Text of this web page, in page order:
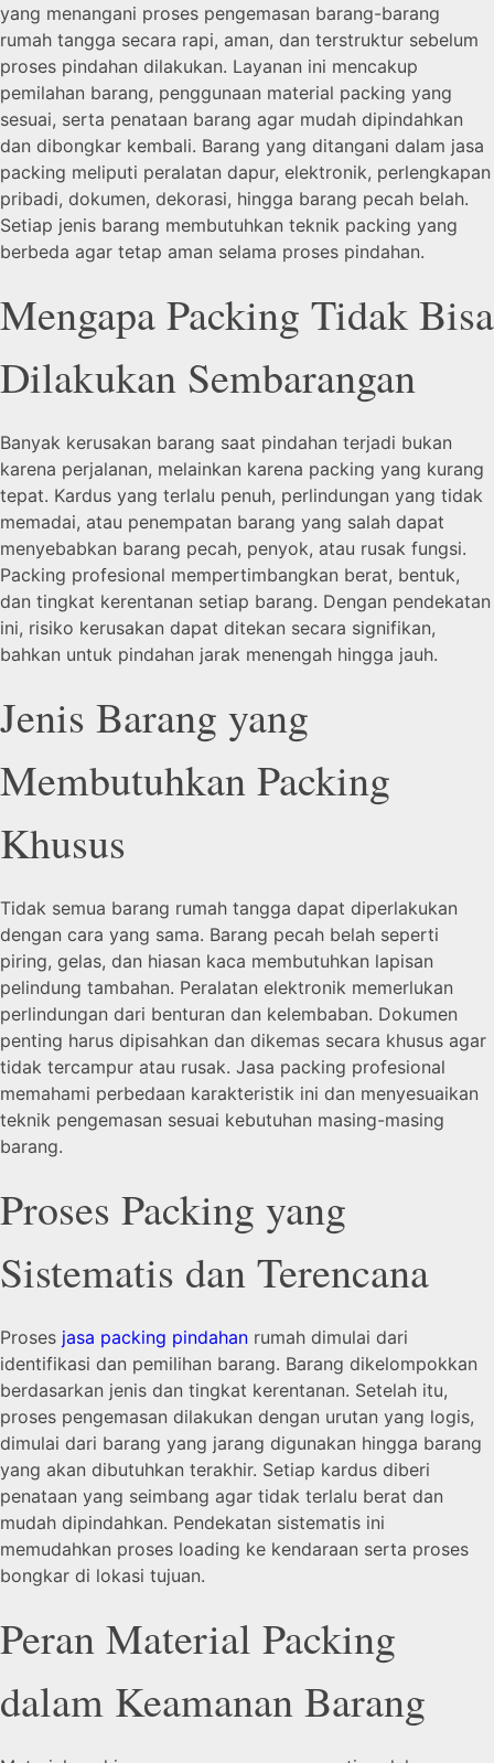
yang menangani proses pengemasan barang-barang
rumah tangga secara rapi, aman, dan terstruktur sebelum
proses pindahan dilakukan. Layanan ini mencakup
pemilahan barang, penggunaan material packing yang
sesuai, serta penataan barang agar mudah dipindahkan
dan dibongkar kembali. Barang yang ditangani dalam jasa
packing meliputi peralatan dapur, elektronik, perlengkapan
pribadi, dokumen, dekorasi, hingga barang pecah belah.
Setiap jenis barang membutuhkan teknik packing yang
berbeda agar tetap aman selama proses pindahan.
Mengapa Packing Tidak Bisa
Dilakukan Sembarangan
Banyak kerusakan barang saat pindahan terjadi bukan
karena perjalanan, melainkan karena packing yang kurang
tepat. Kardus yang terlalu penuh, perlindungan yang tidak
memadai, atau penempatan barang yang salah dapat
menyebabkan barang pecah, penyok, atau rusak fungsi.
Packing profesional mempertimbangkan berat, bentuk,
dan tingkat kerentanan setiap barang. Dengan pendekatan
ini, risiko kerusakan dapat ditekan secara signifikan,
bahkan untuk pindahan jarak menengah hingga jauh.
Jenis Barang yang
Membutuhkan Packing
Khusus
Tidak semua barang rumah tangga dapat diperlakukan
dengan cara yang sama. Barang pecah belah seperti
piring, gelas, dan hiasan kaca membutuhkan lapisan
pelindung tambahan. Peralatan elektronik memerlukan
perlindungan dari benturan dan kelembaban. Dokumen
penting harus dipisahkan dan dikemas secara khusus agar
tidak tercampur atau rusak. Jasa packing profesional
memahami perbedaan karakteristik ini dan menyesuaikan
teknik pengemasan sesuai kebutuhan masing-masing
barang.
Proses Packing yang
Sistematis dan Terencana
Proses jasa packing pindahan rumah dimulai dari
identifikasi dan pemilihan barang. Barang dikelompokkan
berdasarkan jenis dan tingkat kerentanan. Setelah itu,
proses pengemasan dilakukan dengan urutan yang logis,
dimulai dari barang yang jarang digunakan hingga barang
yang akan dibutuhkan terakhir. Setiap kardus diberi
penataan yang seimbang agar tidak terlalu berat dan
mudah dipindahkan. Pendekatan sistematis ini
memudahkan proses loading ke kendaraan serta proses
bongkar di lokasi tujuan.
Peran Material Packing
dalam Keamanan Barang